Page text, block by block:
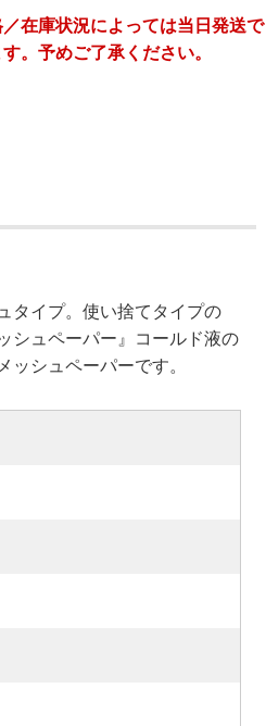
在庫状況によっては当日発送で
。予めご了承ください。
タイプ。使い捨てタイプの
シュペーパー』コールド液の
シュペーパーです。